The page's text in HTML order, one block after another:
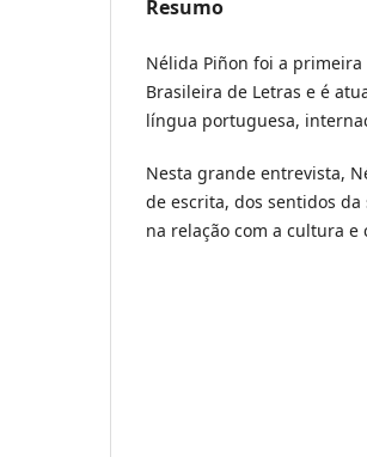
Resumo
Nélida Piñon foi a
Brasileira de Letras e é
língua portuguesa,
Nesta grande entrevista,
de escrita, dos sentidos
na relação com a cultura e